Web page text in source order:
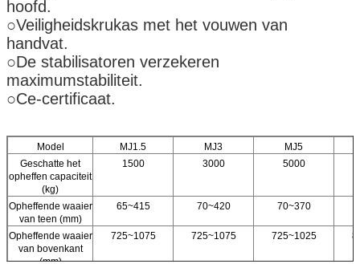
hoofd.
○Veiligheidskrukas met het vouwen van
handvat.
○De stabilisatoren verzekeren
maximumstabiliteit.
○Ce-certificaat.
Model MJ1.5 MJ3
MJ5
Geschatte het
opheffen capaciteit
(kg)
1500 3000 5000
Opheffende waaier
van teen (mm)
65~415 70~420 70~370
Opheffende waaier
van bovenkant
(mm)
725~1075 725~1075 725~1025